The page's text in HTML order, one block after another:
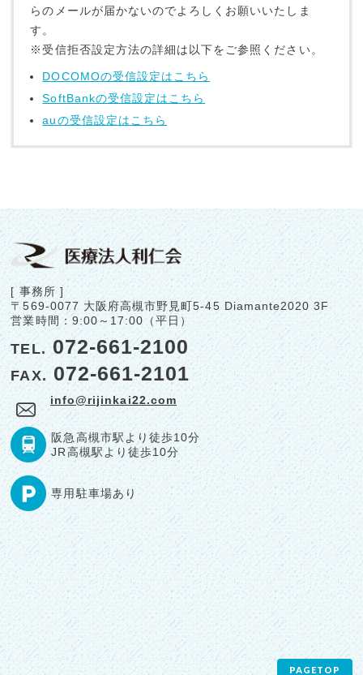
を、皆さまが許諾したものとします。ただし当法人は、
開示されている事と異なった方法で、本人に許可なく個
人情報を第三者に開示することはございません。
個人情報を収集する場合には、収集の目的を明確にしま
す。問合せに対する回答、サービスの詳細な資料請求
等、皆さまの要望に応じたサービスを提供する目的で利
当法人は、皆さまの個人情報を原則として皆さまの許可
なく第三者に提供することはありません。但し、メール
配信等に関する資料請求として第三者に委託することが
あります。また、裁判所、警察、消費者センター、ある
いは、これらに準じた権限を持った機関から合法的な要
請がある場合は、これに応じて情報を開示させていただ
きます。
リンクについて
当ホームページは、いくつかの外部サイトへのリンクを
含むことがありますが個人情報を共有するものではあり
ません。リンク先ホームページにて行われる個人情報の
収集に関しては当法人では一切責任を負えませんので、
リンク先ホームページのプライバシーポリシーを必ずご
参照ください。
個人情報保護に関する意見・苦情・異議申し立てに
ついて
皆様が、当ホームページで掲示した個人情報保護方針を
守っていないと思われる場合には、当法人へご連絡くだ
さい。
らのメールが届かないのでよろしくお願いいたしま
す。
※受信拒否設定方法の詳細は以下をご参照ください。
DOCOMOの受信設定はこちら
SoftBankの受信設定はこちら
auの受信設定はこちら
[ 事務所 ]
〒569-0077 大阪府高槻市野見町5-45 Diamante2020 3F
営業時間： 9:00～17:00（平日）
TEL. 072-661-2100
FAX. 072-661-2101
info@rijinkai22.com
阪急高槻市駅より徒歩10分
JR高槻駅より 徒歩10分
専用駐車場あり
PAGETOP